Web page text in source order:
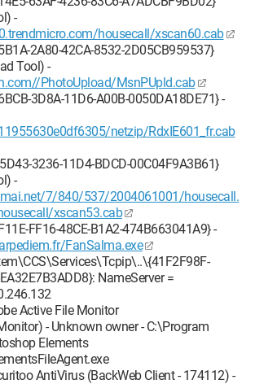
-
housecall/xscan60.cab
2A80-42CA-8532-2D05CB959537}
Tool) -
PhotoUpload/MsnPUpld.cab
3D8A-11D6-A00B-0050DA18DE71} -
netzip/RdxIE601_fr.cab
3236-11D4-BDCD-00C04F9A3B61}
-
7/840/537/2004061001/housecall.
xscan53.cab
FF16-48CE-B1A2-474B663041A9} -
FanSalma.exe
NameServer =
Active File Monitor
- Unknown owner - C:\Program
Elements
AntiVirus (BackWeb Client - 174112) -